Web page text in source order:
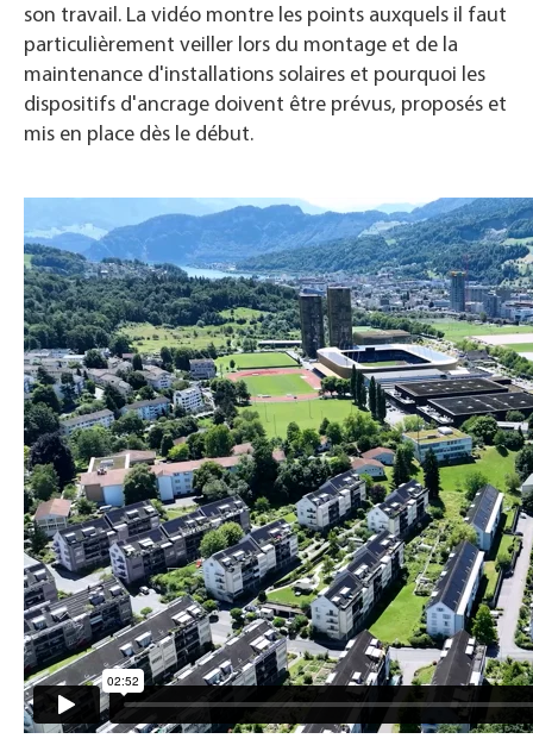
son travail. La vidéo montre les points auxquels il faut
particulièrement veiller lors du montage et de la
maintenance d'installations solaires et pourquoi les
dispositifs d'ancrage doivent être prévus, proposés et
mis en place dès le début.